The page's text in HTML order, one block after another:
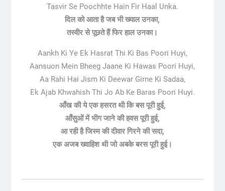
Tasvir Se Poochhte Hain Fir Haal Unka.
दिल को आता है जब भी ख्याल उनका,
तस्वीर से पूछते हैं फिर हाल उनका।
Aankh Ki Ye Ek Hasrat Thi Ki Bas Poori Huyi,
Aansuon Mein Bheeg Jaane Ki Hawas Poori Huyi,
Aa Rahi Hai Jism Ki Deewar Girne Ki Sadaa,
Ek Ajab Khwahish Thi Jo Ab Ke Baras Poori Huyi.
आँख की ये एक हसरत थी कि बस पूरी हुई,
आँसुओं में भीग जाने की हवस पूरी हुई,
आ रही है जिस्म की दीवार गिरने की सदा,
एक अजब ख्वाहिश थी जो अबके बरस पूरी हुई।